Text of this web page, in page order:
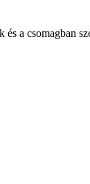
a csomagban